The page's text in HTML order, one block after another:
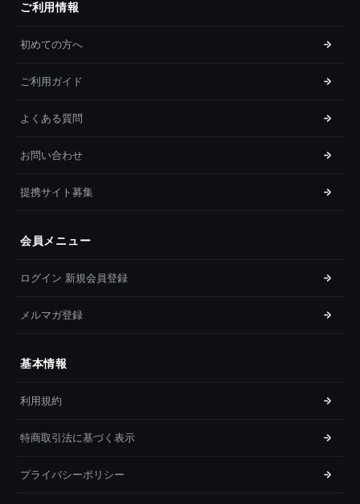
ご利用情報
初めての方へ
ご利用ガイド
よくある質問
お問い合わせ
提携サイト募集
会員メニュー
ログイン 新規会員登録
メルマガ登録
基本情報
利用規約
特商取引法に基づく表示
プライバシーポリシー